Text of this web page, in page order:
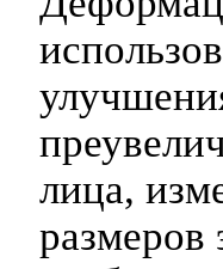
лица,
размеров